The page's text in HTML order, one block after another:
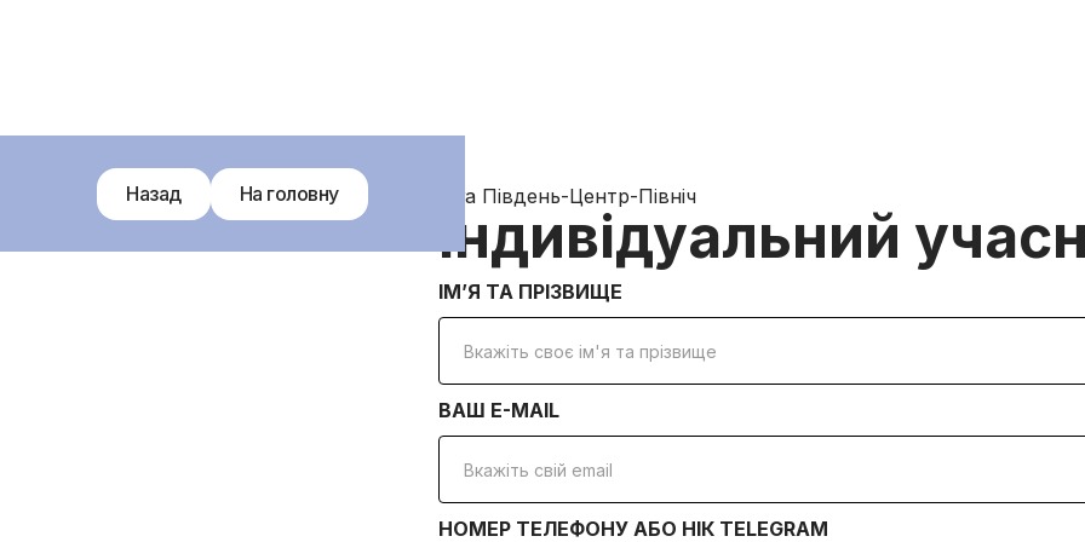
Назад На головну Ліга Південь-Центр-Північ
Індивідуальний
ІМʼЯ ТА ПРІЗВИЩЕ
ВАШ E-MAIL
НОМЕР ТЕЛЕФОНУ АБО НІК TELEGRAM